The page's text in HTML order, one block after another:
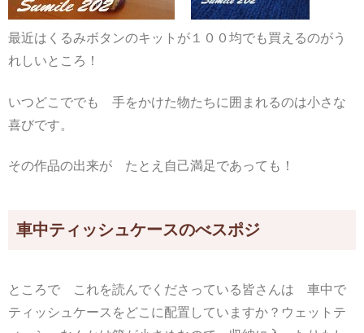
最近はくるみボタンのキットが１００均でも買えるのがう
れしいところ！
いつどこででも 手をかけた物たちに囲まれるのは小さな
喜びです。
その作品の出来が たとえ自己満足であっても！
車中ティッシュケースのべスポジ
ところで これを読んでくださっている皆さんは 車中で
ティッシュケースをどこに配置していますか？ウェットテ